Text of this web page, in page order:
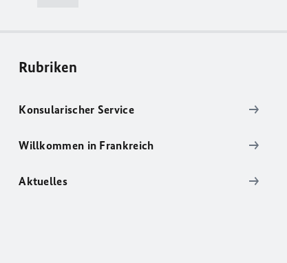
Rubriken
Konsularischer Service
Willkommen in Frankreich
Aktuelles